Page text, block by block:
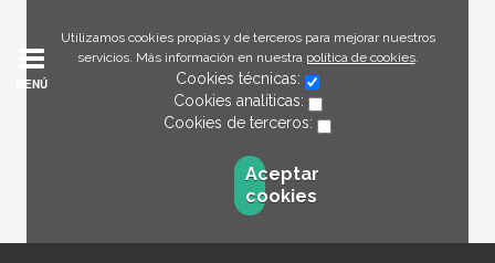
Utilizamos cookies propias y de terceros para mejorar nuestros
servicios. Más información en nuestra política de cookies.
Cookies técnicas:
Cookies analíticas:
Cookies de terceros:
Aceptar
cookies
MENÚ